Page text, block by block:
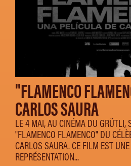
"FLAMENCO
CARLOS SAURA
LE 4 MAI, AU CINÉMA DU GRÜTLI,
"FLAMENCO FLAMENCO" DU
CARLOS SAURA. CE FILM EST
REPRÉSENTATION...